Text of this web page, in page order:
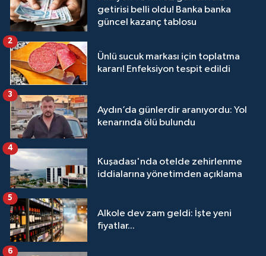
getirisi belli oldu! Banka banka
güncel kazanç tablosu
Ünlü sucuk markası için toplatma
kararı! Enfeksiyon tespit edildi
2
Aydın’da günlerdir aranıyordu: Yol
kenarında ölü bulundu
3
Kuşadası'nda otelde zehirlenme
iddialarına yönetimden açıklama
4
Alkole dev zam geldi: İşte yeni
fiyatlar...
5
6